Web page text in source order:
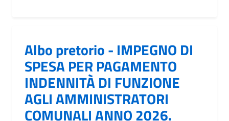
Albo pretorio - IMPEGNO DI
SPESA PER PAGAMENTO
INDENNITÀ DI FUNZIONE
AGLI AMMINISTRATORI
COMUNALI ANNO 2026.